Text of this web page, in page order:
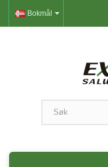
Bokmål